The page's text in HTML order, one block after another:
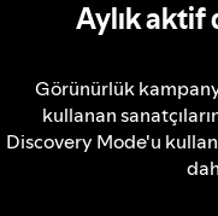
Aylık
Görünürlük
kullanan
Discovery Mode'u